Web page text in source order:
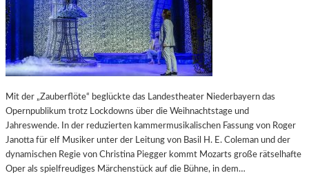
Mit der „Zauberflöte“ beglückte das Landestheater Niederbayern das
Opernpublikum trotz Lockdowns über die Weihnachtstage und
Jahreswende. In der reduzierten kammermusikalischen Fassung von Roger
Janotta für elf Musiker unter der Leitung von Basil H. E. Coleman und der
dynamischen Regie von Christina Piegger kommt Mozarts große rätselhafte
Oper als spielfreudiges Märchenstück auf die Bühne, in dem…